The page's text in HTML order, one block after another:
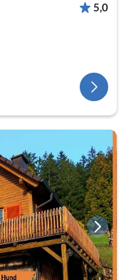
5,0